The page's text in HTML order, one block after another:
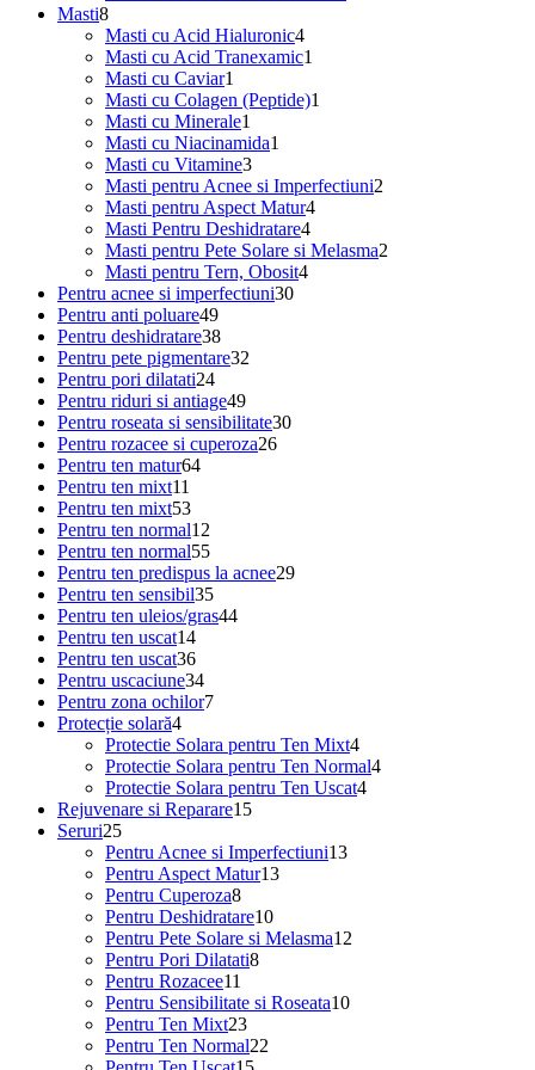
Masti88
produse
Masti cu Acid Hialuronic44
produse
Masti cu Acid Tranexamic1
Masti cu Caviar1
produs
Masti cu Colagen (Peptide)1
Masti cu Minerale1
produs
Masti cu Niacinamida1
Masti cu Vitamine33
produse
Masti pentru Acnee si Imperfectiuni2
Masti pentru Aspect Matur44
Masti Pentru Deshidratare44
produse
Masti pentru Pete Solare si Melasma2
Masti pentru Tern, Obosit44
Pentru acnee si imperfectiuni3030
Pentru anti poluare4949
de
produse
Pentru deshidratare3838
de
Pentru pete pigmentare32
Pentru pori dilatati2424
de
produse
Pentru riduri si antiage4949
de
produse
Pentru roseata si sensibilitate3030
Pentru rozacee si cuperoza2626
Pentru ten matur6464
Pentru ten mixt11
produse
Pentru ten mixt5353
de
produse
Pentru ten normal12
produse
Pentru ten normal5555
de
produse
Pentru ten predispus la acnee2929
Pentru ten sensibil3535
de
Pentru ten uleios/gras4444
Pentru ten uscat1414
produse
Pentru ten uscat3636
de
produse
Pentru uscaciune3434
de
Pentru zona ochilor77
Protecție solară44
produse
Protectie Solara pentru Ten Mixt44
produse
Protectie Solara pentru Ten Normal44
Protectie Solara pentru Ten Uscat44
Rejuvenare si Reparare1515
Seruri2525
de
produse
Pentru Acnee si Imperfectiuni1313
Pentru Aspect Matur1313
Pentru Cuperoza88
produse
Pentru Deshidratare1010
produse
Pentru Pete Solare si Melasma12
Pentru Pori Dilatati88
Pentru Rozacee11
produse
Pentru Sensibilitate si Roseata1010
Pentru Ten Mixt2323
de
produse
Pentru Ten Normal22
15